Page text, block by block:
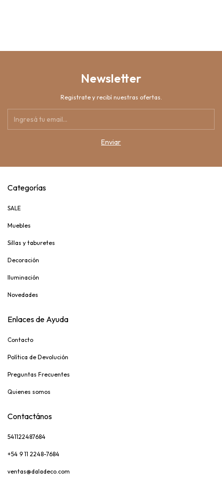
Newsletter
Registrate y recibí nuestras ofertas.
Categorías
SALE
Muebles
Sillas y taburetes
Decoración
Iluminación
Novedades
Enlaces de Ayuda
Contacto
Política de Devolución
Preguntas Frecuentes
Quienes somos
Contactános
541122487684
+54 9 11 2248-7684
ventas@daladeco.com